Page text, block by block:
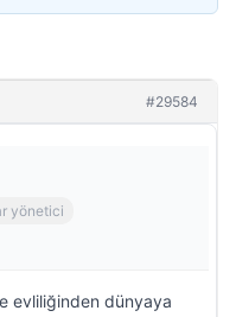
#29584
yönetici
evliliğinden dünyaya